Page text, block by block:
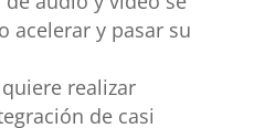
acelerar y pasar su
realizar
de casi